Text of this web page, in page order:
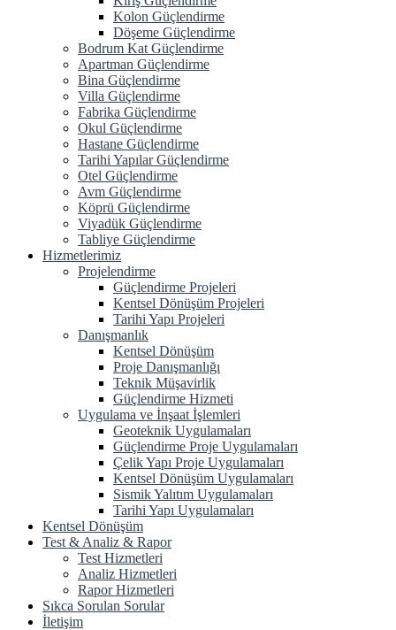
Kolon Güçlendirme
Döşeme Güçlendirme
Bodrum Kat Güçlendirme
Apartman Güçlendirme
Bina Güçlendirme
Villa Güçlendirme
Fabrika Güçlendirme
Okul Güçlendirme
Hastane Güçlendirme
Tarihi Yapılar Güçlendirme
Otel Güçlendirme
Avm Güçlendirme
Köprü Güçlendirme
Viyadük Güçlendirme
Tabliye Güçlendirme
Hizmetlerimiz
Projelendirme
Güçlendirme Projeleri
Kentsel Dönüşüm Projeleri
Tarihi Yapı Projeleri
Danışmanlık
Kentsel Dönüşüm
Proje Danışmanlığı
Teknik Müşavirlik
Güçlendirme Hizmeti
Uygulama ve İnşaat İşlemleri
Geoteknik Uygulamaları
Güçlendirme Proje Uygulamaları
Çelik Yapı Proje Uygulamaları
Kentsel Dönüşüm Uygulamaları
Sismik Yalıtım Uygulamaları
Tarihi Yapı Uygulamaları
Kentsel Dönüşüm
Test & Analiz & Rapor
Test Hizmetleri
Analiz Hizmetleri
Rapor Hizmetleri
Sıkca Sorulan Sorular
İletişim